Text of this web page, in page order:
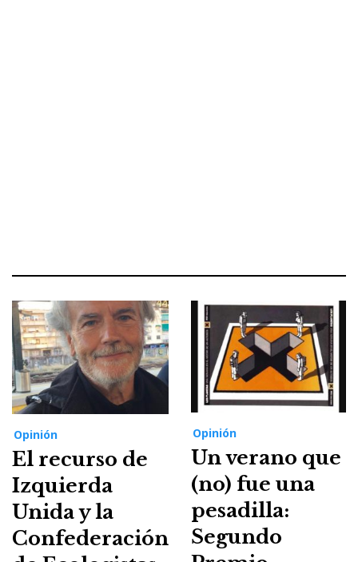
Opinión
El recurso de
Izquierda
Unida y la
Confederación
Opinión
Un verano que
(no) fue una
pesadilla:
Segundo